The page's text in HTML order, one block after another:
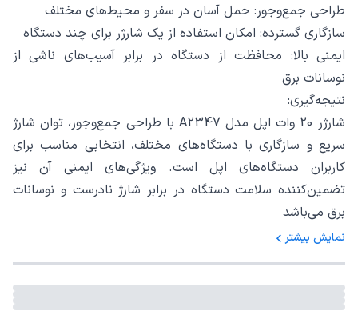
طراحی جمع‌وجور: حمل آسان در سفر و محیط‌های مختلف
سازگاری گسترده: امکان استفاده از یک شارژر برای چند دستگاه
ایمنی بالا: محافظت از دستگاه در برابر آسیب‌های ناشی از
نوسانات برق
نتیجه‌گیری:
شارژر 20 وات اپل مدل A2347 با طراحی جمع‌وجور، توان شارژ
سریع و سازگاری با دستگاه‌های مختلف، انتخابی مناسب برای
کاربران دستگاه‌های اپل است. ویژگی‌های ایمنی آن نیز
تضمین‌کننده سلامت دستگاه در برابر شارژ نادرست و نوسانات
برق می‌باشد
نمایش بیشتر